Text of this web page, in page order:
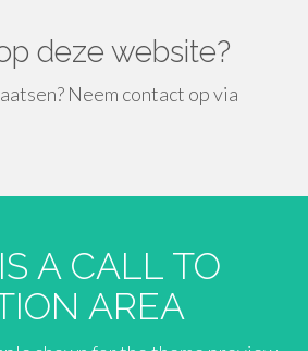
deze website?
Neem contact op via
A CALL TO
AREA